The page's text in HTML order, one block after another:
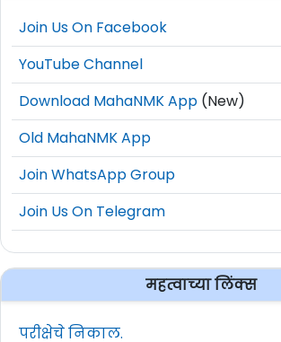
Join Us On Facebook
YouTube Channel
Download MahaNMK App (New)
Old MahaNMK App
Join WhatsApp Group
Join Us On Telegram
महत्वाच्या लिंक्स
परीक्षेचे निकाल.